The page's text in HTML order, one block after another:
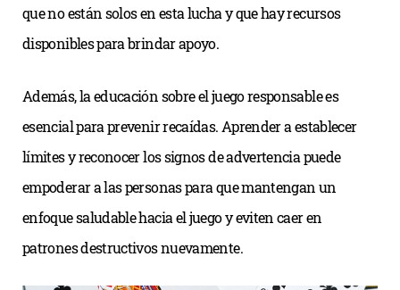
que no están solos en esta lucha y que hay recursos
disponibles para brindar apoyo.
Además, la educación sobre el juego responsable es
esencial para prevenir recaídas. Aprender a establecer
límites y reconocer los signos de advertencia puede
empoderar a las personas para que mantengan un
enfoque saludable hacia el juego y eviten caer en
patrones destructivos nuevamente.